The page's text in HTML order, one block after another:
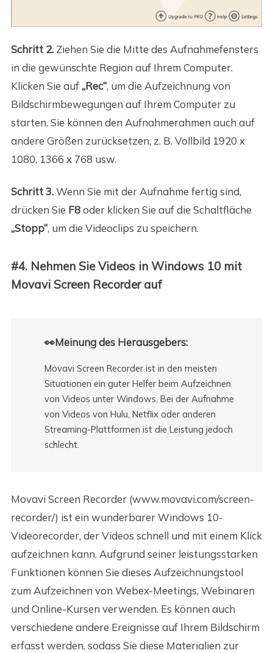
Schritt 2.Ziehen Sie die Mitte des Aufnahmefensters
in die gewünschte Region auf Ihrem Computer.
Klicken Sie auf„Rec“, um die Aufzeichnung von
Bildschirmbewegungen auf Ihrem Computer zu
starten. Sie können den Aufnahmerahmen auch auf
andere Größen zurücksetzen, z. B. Vollbild 1920 x
1080, 1366 x 768 usw.
Schritt 3.Wenn Sie mit der Aufnahme fertig sind,
drücken Sie F8oder klicken Sie auf die Schaltfläche
„Stopp“, um die Videoclips zu speichern.
#4. Nehmen Sie Videos in Windows 10 mit
Movavi Screen Recorder auf
👀Meinung des Herausgebers:
Movavi Screen Recorder ist in den meisten
Situationen ein guter Helfer beim Aufzeichnen
von Videos unter Windows. Bei der Aufnahme
von Videos von Hulu, Netflix oder anderen
Streaming-Plattformen ist die Leistung jedoch
schlecht.
Movavi Screen Recorder (www.movavi.com/screen-
recorder/) ist ein wunderbarer Windows 10-
Videorecorder, der Videos schnell und mit einem Klick
aufzeichnen kann. Aufgrund seiner leistungsstarken
Funktionen können Sie dieses Aufzeichnungstool
zum Aufzeichnen von Webex-Meetings, Webinaren
und Online-Kursen verwenden. Es können auch
verschiedene andere Ereignisse auf Ihrem Bildschirm
erfasst werden, sodass Sie diese Materialien zur